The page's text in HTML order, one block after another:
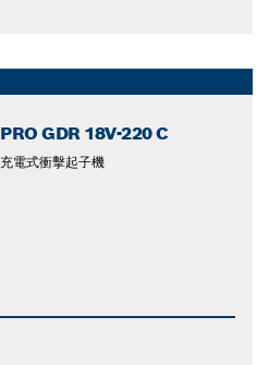
PRO GDR 18V-220 C
充電式衝擊起子機